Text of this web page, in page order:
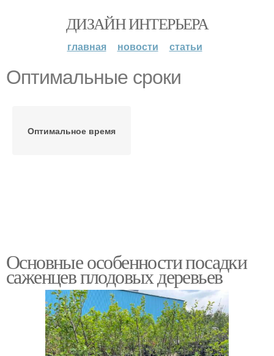
ДИЗАЙН ИНТЕРЬЕРА
главная новости статьи
Оптимальные сроки
Оптимальное время
Основные особенности посадки
саженцев плодовых деревьев